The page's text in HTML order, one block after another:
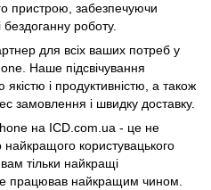
пристрою, забезпечуючи
бездоганну роботу.
для всіх ваших потреб у
Наше підсвічування
і продуктивністю, а також
замовлення і швидку доставку.
на ICD.com.ua - це не
користувацького
тільки найкращі
працював найкращим чином.